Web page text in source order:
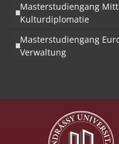
Masterstudiengang
Kulturdiplomatie
Masterstudiengang
Verwaltung